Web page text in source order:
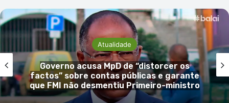
Atualidade
Governo acusa MpD de “distorcer os
factos” sobre contas públicas e garante
que FMI não desmentiu Primeiro-ministro